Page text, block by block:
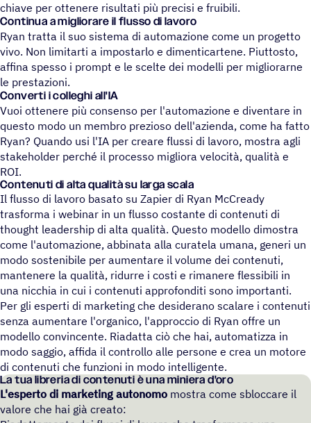
chiave per ottenere risultati più precisi e fruibili.
Continua a migliorare il flusso di lavoro
Ryan tratta il suo sistema di automazione come un progetto
vivo. Non limitarti a impostarlo e dimenticartene. Piuttosto,
affina spesso i prompt e le scelte dei modelli per migliorarne
le prestazioni.
Converti i colleghi all'IA
Vuoi ottenere più consenso per l'automazione e diventare in
questo modo un membro prezioso dell'azienda, come ha fatto
Ryan? Quando usi l'IA per creare flussi di lavoro, mostra agli
stakeholder perché il processo migliora velocità, qualità e
ROI.
Conte­nuti di alta qualità su larga scala
Il flusso di lavoro basato su Zapier di Ryan McCready
trasforma i webinar in un flusso costante di contenuti di
thought leadership di alta qualità. Questo modello dimostra
come l'automazione, abbinata alla curatela umana, generi un
modo sostenibile per aumentare il volume dei contenuti,
mantenere la qualità, ridurre i costi e rimanere flessibili in
una nicchia in cui i contenuti approfonditi sono importanti.
Per gli esperti di marketing che desiderano scalare i contenuti
senza aumentare l'organico, l'approccio di Ryan offre un
modello convincente. Riadatta ciò che hai, automatizza in
modo saggio, affida il controllo alle persone e crea un motore
di contenuti che funzioni in modo intelligente.
La tua libreria di contenuti è una miniera d'oro
L'esperto di marketing autonomo mostra come sbloccare il
valore che hai già creato: